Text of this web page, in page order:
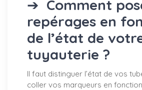
➔ Comment
repérages en
de l’état de
tuyauterie ?
Il faut distinguer l’état de vos
coller vos marqueurs en